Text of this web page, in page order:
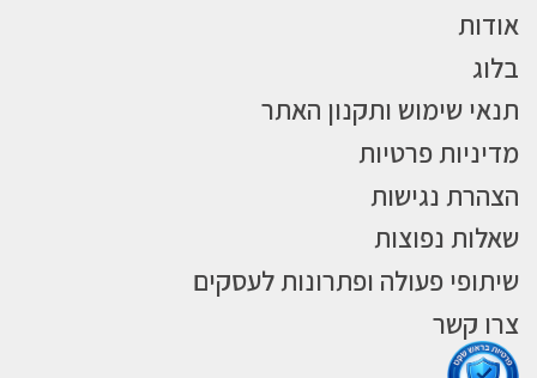
אודות
בלוג
תנאי שימוש ותקנון האתר
מדיניות פרטיות
הצהרת נגישות
שאלות נפוצות
שיתופי פעולה ופתרונות לעסקים
צרו קשר